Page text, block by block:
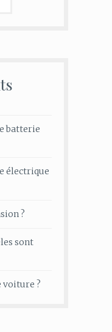
batterie
électrique
?
sont
voiture ?